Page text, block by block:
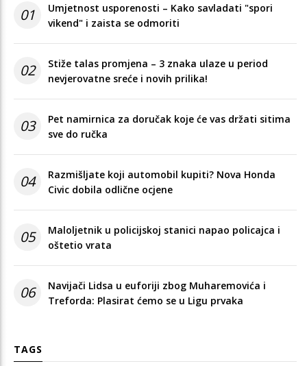
01
Umjetnost usporenosti – Kako savladati "spori
vikend" i zaista se odmoriti
02
Stiže talas promjena – 3 znaka ulaze u period
nevjerovatne sreće i novih prilika!
03
Pet namirnica za doručak koje će vas držati sitima
sve do ručka
04
Razmišljate koji automobil kupiti? Nova Honda
Civic dobila odlične ocjene
05
Maloljetnik u policijskoj stanici napao policajca i
oštetio vrata
06
Navijači Lidsa u euforiji zbog Muharemovića i
Treforda: Plasirat ćemo se u Ligu prvaka
TAGS